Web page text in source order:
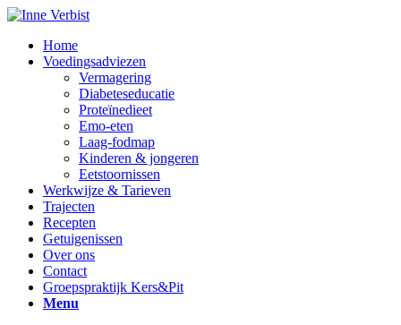
Home
Voedingsadviezen
Vermagering
Diabeteseducatie
Proteïnedieet
Emo-eten
Laag-fodmap
Kinderen & jongeren
Eetstoornissen
Werkwijze & Tarieven
Trajecten
Recepten
Getuigenissen
Over ons
Contact
Groepspraktijk Kers&Pit
Menu